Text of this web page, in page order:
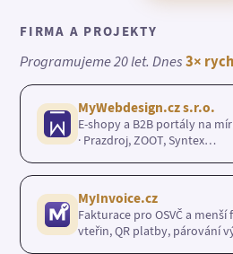
FIRMA A PROJEKTY
Programujeme 20 let. Dnes3×
MyWebdesign.cz s.r.o.
E-shopy a B2B portály na
· Prazdroj, ZOOT, Syntex…
MyInvoice.cz
Fakturace pro OSVČ a
vteřin, QR platby, párování